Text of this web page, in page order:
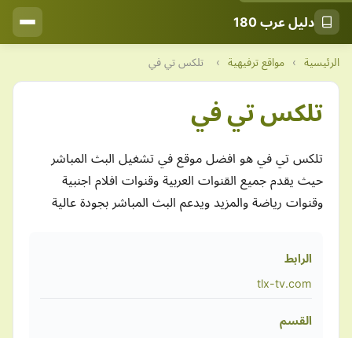
دليل عرب 180
الرئيسية › مواقع ترفيهية › تلكس تي في
تلكس تي في
تلكس تي في هو افضل موقع في تشغيل البث المباشر
حيث يقدم جميع القنوات العربية وقنوات افلام اجنبية
وقنوات رياضة والمزيد ويدعم البث المباشر بجودة عالية
الرابط
tlx-tv.com
القسم